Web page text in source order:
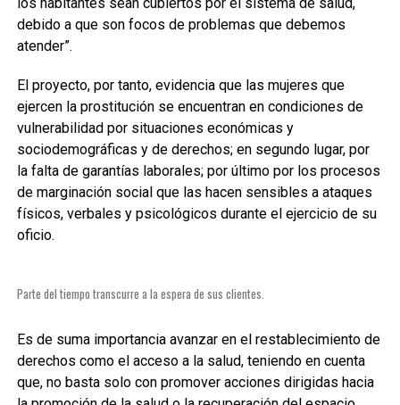
debido a que son focos de problemas que debemos
atender”.
El proyecto, por tanto, evidencia que las mujeres que
ejercen la prostitución se encuentran en condiciones de
vulnerabilidad por situaciones económicas y
sociodemográficas y de derechos; en segundo lugar, por
la falta de garantías laborales; por último por los procesos
de marginación social que las hacen sensibles a ataques
físicos, verbales y psicológicos durante el ejercicio de su
oficio.
Parte del tiempo transcurre a la espera de sus clientes.
Es de suma importancia avanzar en el restablecimiento de
derechos como el acceso a la salud, teniendo en cuenta
que, no basta solo con promover acciones dirigidas hacia